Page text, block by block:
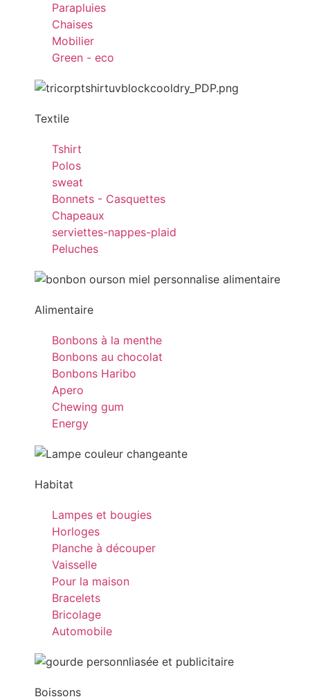
Parapluies
Chaises
Mobilier
Green - eco
Textile
Tshirt
Polos
sweat
Bonnets - Casquettes
Chapeaux
serviettes-nappes-plaid
Peluches
Alimentaire
Bonbons à la menthe
Bonbons au chocolat
Bonbons Haribo
Apero
Chewing gum
Energy
Habitat
Lampes et bougies
Horloges
Planche à découper
Vaisselle
Pour la maison
Bracelets
Bricolage
Automobile
Boissons